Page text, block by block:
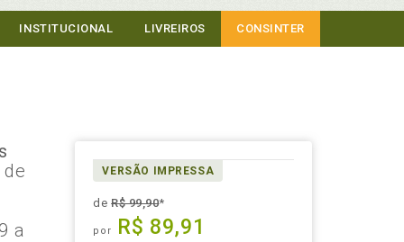
INSTITUCIONAL LIVREIROS CONSINTER
a
VERSÃO IMPRESSA
deR$ 99,90*
por R$ 89,91